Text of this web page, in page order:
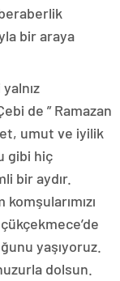
bir araya
de ” Ramazan
umut ve iyilik
gibi hiç
bir aydır.
komşularımızı
yaşıyoruz.
dolsun.